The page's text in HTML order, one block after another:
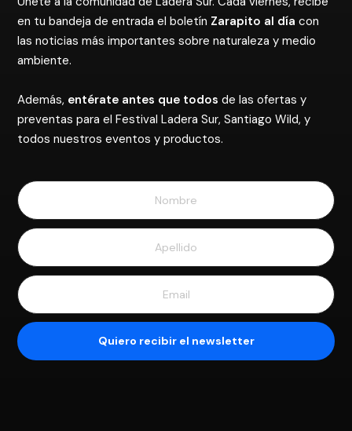
en tu bandeja de entrada el boletín Zarapito al día con
las noticias más importantes sobre naturaleza y medio
ambiente.
Además, entérate antes que todos de las ofertas y
preventas para el Festival Ladera Sur, Santiago Wild, y
todos nuestros eventos y productos.